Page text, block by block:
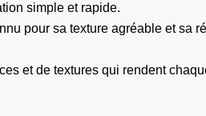
simple et rapide.
pour sa texture agréable et sa
et de textures qui rendent